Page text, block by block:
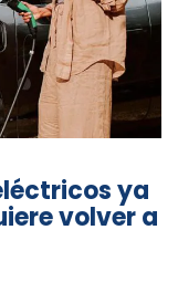
ya
volver a